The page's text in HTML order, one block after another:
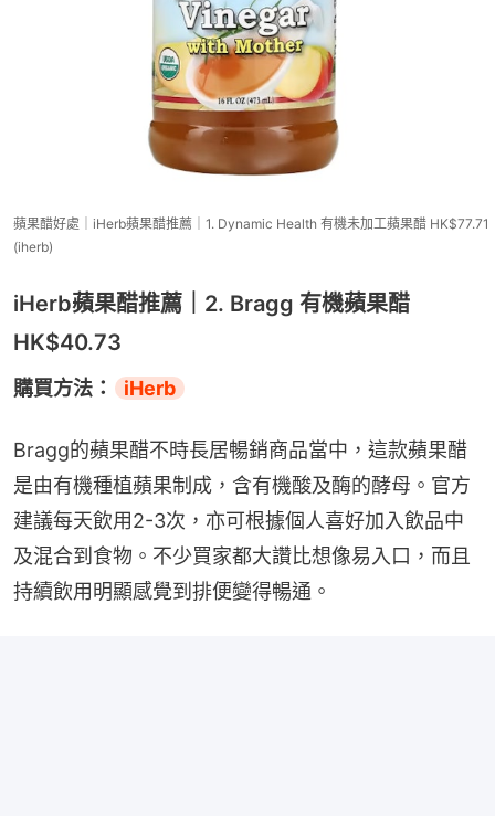
蘋果醋好處｜iHerb蘋果醋推薦｜1. Dynamic Health 有機未加工蘋果醋 HK$77.71
(iherb)
iHerb蘋果醋推薦｜2. Bragg 有機蘋果醋
HK$40.73
購買方法： iHerb
Bragg的蘋果醋不時長居暢銷商品當中，這款蘋果醋
是由有機種植蘋果制成，含有機酸及酶的酵母。官方
建議每天飲用2-3次，亦可根據個人喜好加入飲品中
及混合到食物。不少買家都大讚比想像易入口，而且
持續飲用明顯感覺到排便變得暢通。